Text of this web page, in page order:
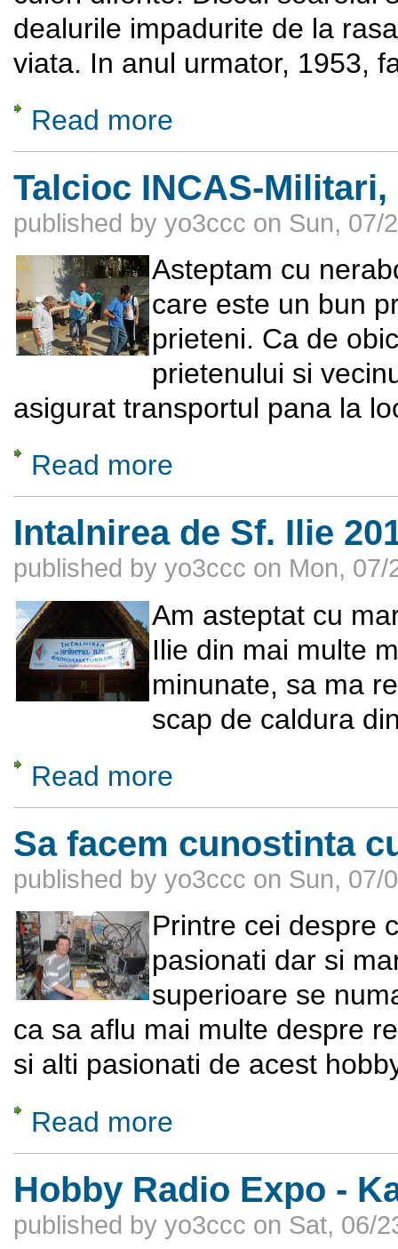
dealurile impadurite de la
viata. In anul urmator, 1953,
Read more
Talcioc INCAS-Militari,
published by yo3ccc on Sun, 07/
Asteptam cu
care este un bun
prieteni. Ca de
prietenului si
asigurat transportul pana la
Read more
Intalnirea de Sf. Ilie
published by yo3ccc on Mon, 07/
Am asteptat cu
Ilie din mai multe
minunate, sa ma
scap de caldura
Read more
Sa facem cunostinta
published by yo3ccc on Sun, 07/
Printre cei despre
pasionati dar si
superioare se
ca sa aflu mai multe despre
si alti pasionati de acest
Read more
Hobby Radio Expo -
published by yo3ccc on Sat, 06/